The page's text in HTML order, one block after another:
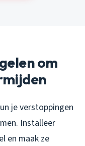
om
je verstoppingen
Installeer
en maak ze